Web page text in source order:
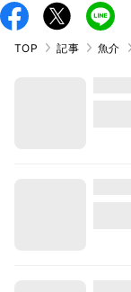
TOP 記事 魚介